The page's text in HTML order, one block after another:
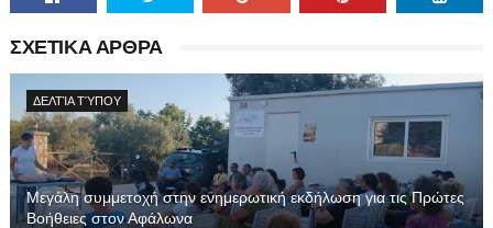
ΣΧΕΤΙΚΑ ΑΡΘΡΑ
ΔΕΛΤΊΑ ΤΎΠΟΥ
Μεγάλη συμμετοχή στην ενημερωτική εκδήλωση για τις Πρώτες
Βοήθειες στον Αφάλωνα